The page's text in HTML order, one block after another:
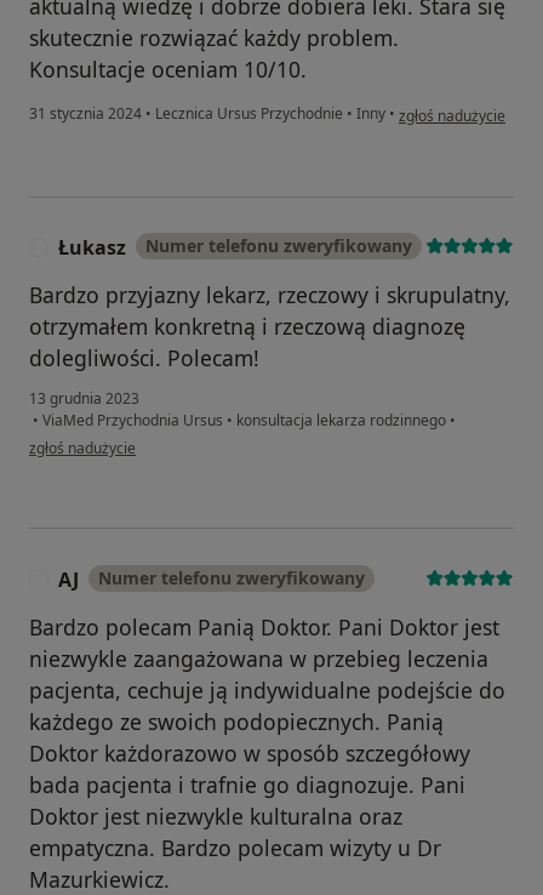
aktualną wiedzę i dobrze dobiera leki. Stara się
skutecznie rozwiązać każdy problem.
Konsultacje oceniam 10/10.
31 stycznia 2024 • Lecznica Ursus Przychodnie • Inny • w opinii użytkownika
zgłoś nadużycie
Łukasz Numer telefonu zweryfikowany
Bardzo przyjazny lekarz, rzeczowy i skrupulatny,
otrzymałem konkretną i rzeczową diagnozę
dolegliwości. Polecam!
13 grudnia 2023
• ViaMed Przychodnia Ursus • konsultacja lekarza rodzinnego •
w opinii użytkownika Łukasz
zgłoś nadużycie
AJ Numer telefonu zweryfikowany
Bardzo polecam Panią Doktor. Pani Doktor jest
niezwykle zaangażowana w przebieg leczenia
pacjenta, cechuje ją indywidualne podejście do
każdego ze swoich podopiecznych. Panią
Doktor każdorazowo w sposób szczegółowy
bada pacjenta i trafnie go diagnozuje. Pani
Doktor jest niezwykle kulturalna oraz
empatyczna. Bardzo polecam wizyty u Dr
Mazurkiewicz.